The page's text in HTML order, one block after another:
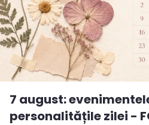
7 august:
personalitățile zilei -